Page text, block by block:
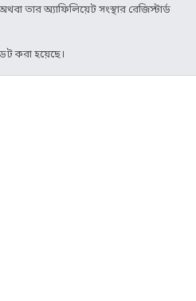
তার অ্যাফিলিয়েট সংস্থার রেজিস্টার্ড
করা হয়েছে।